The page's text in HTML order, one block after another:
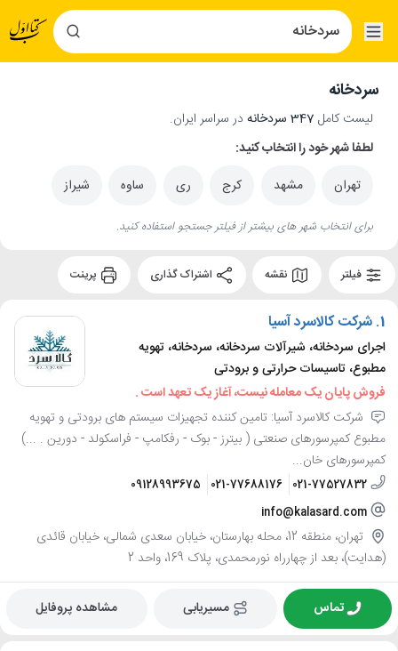
سردخانه
لیست کامل 347 سردخانه
در سراسر ایران.
لطفا شهر خود را انتخاب کنید:
تهران
مشهد کرج ری ساوه شیراز
برای انتخاب شهر های بیشتر از فیلتر جستجو استفاده کنید.
فیلتر نقشه
1. شرکت کالاسرد آسیا
اجرای سردخانه، شیرآلات سردخانه، سردخانه، تهویه
مطبوع، تاسیسات حرارتی و برودتی
فروش پایان یک معامله نیست، آغاز یک تعهد است .
شرکت کالاسرد آسیا: تامین کننده تجهیزات سیستم های برودتی و تهویه
مطبوع کمپرسورهای صنعتی ( بیترز - بوک - رفکامپ - فراسکولد - دورین . ...)
کمپرسورهای خان...
021-77527832
021-77688176
09128993675
info@kalasard.com
تهران، منطقه 12، محله بهارستان، خیابان سعدی شمالی، خیابان قائدی
(هدایت)، بعد از چهارراه نورمحمدی، پلاک 169، واحد 2
تماس مسیریابی مشاهده پروفایل